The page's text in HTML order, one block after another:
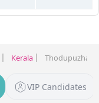
Kerala Thodupuzha
VIP Candidates